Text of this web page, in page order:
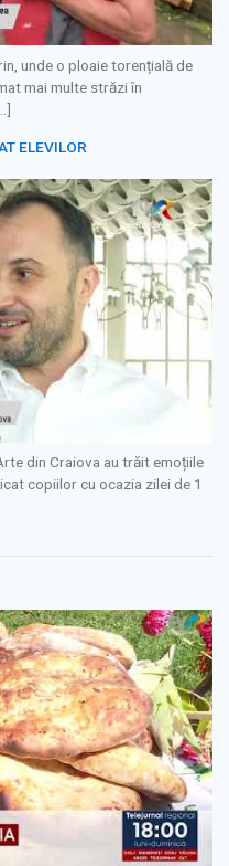
unde o ploaie torențială de
mai multe străzi în
ELEVILOR
din Craiova au trăit emoțiile
copiilor cu ocazia zilei de 1